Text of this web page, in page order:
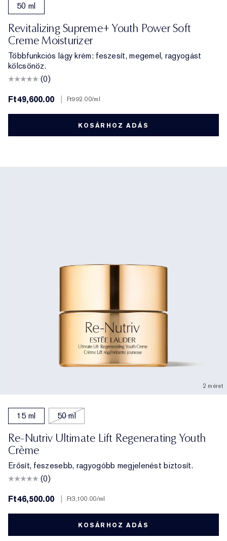
50 ml
Revitalizing Supreme+ Youth Power Soft
Creme Moisturizer
Többfunkciós lágy krém: feszesít, megemel, ragyogást
kölcsönöz.
(0)
Ft49,600.00
Ft992.00/ml
KOSÁRHOZ ADÁS
2 méret
15 ml 50 ml
Re-Nutriv Ultimate Lift Regenerating Youth
Crème
Erősít, feszesebb, ragyogóbb megjelenést biztosít.
(0)
Ft46,500.00
Ft3,100.00/ml
KOSÁRHOZ ADÁS